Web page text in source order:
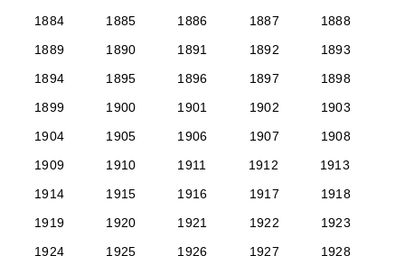
1884
1885 1886 1887
1888
1889
1890 1891 1892
1893
1894
1895 1896 1897
1898
1899
1900 1901 1902
1903
1904
1905 1906 1907
1908
1909
1910 1911 1912
1913
1914
1915 1916 1917
1918
1919
1920 1921 1922
1923
1924
1925 1926 1927
1928